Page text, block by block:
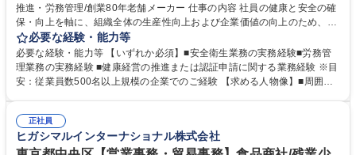
推進・労務管理/創業80年老舗メーカー 仕事の内容 社員の健康と安全の確
保・向上を軸に、組織全体の生産性向上および企業価値の向上のため、経
営層と密接に連携しながら、定型業務にとどまらず、制度設計や施策立案
などの上流工程から関与していただきます。 【主な業務内容】■安全衛生
業務（ストレスチェック、健康診断の運用、産業医との連携 など）■健康
経営認証取得に向けた企画・推進■労務管理（労働時間の分析、労働環境
を底上げすべく、ともにご活躍いただける方の増員募集となります。 募集
職種 【人事・労務担当】安全衛生・健康経営推進・労務管理/創業80年老
舗メーカー
必要な経験・能力等
必要な経験・能力等 【いずれか必須】■安全衛生業務の実務経験■労務管
理業務の実務経験 ■健康経営の推進または認証申請に関する業務経験 ※目
安：従業員数500名以上規模の企業でのご経験 【求める人物像】■周囲
部門と連携しながら業務を推進できる方■Excelや労務管理システムの実務
使用経験をお持ちの方 学歴・資格 学歴：大学院 大学 高専 短大 専修学校
高校 語学力： 資格：
正社員
ヒガシマルインターナショナル株式会社